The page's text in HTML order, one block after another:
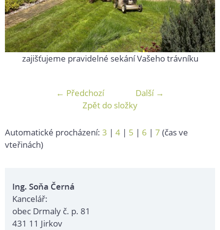
zajišťujeme pravidelné sekání Vašeho trávníku
← Předchozí
Další →
Zpět do složky
Automatické procházení: 3 | 4 | 5 | 6 | 7 (čas ve
vteřinách)
Ing. Soňa Černá
Kancelář:
obec Drmaly č. p. 81
431 11 Jirkov